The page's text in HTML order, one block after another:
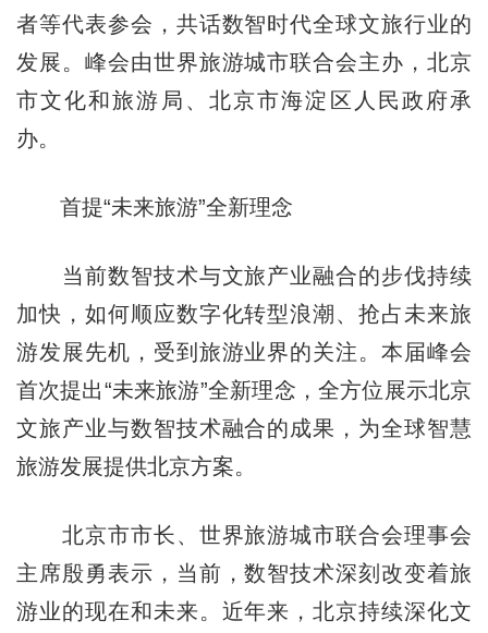
者等代表参会，共话数智时代全球文旅行业的
发展。峰会由世界旅游城市联合会主办，北京
市文化和旅游局、北京市海淀区人民政府承
办。
首提“未来旅游”全新理念
当前数智技术与文旅产业融合的步伐持续
加快，如何顺应数字化转型浪潮、抢占未来旅
游发展先机，受到旅游业界的关注。本届峰会
首次提出“未来旅游”全新理念，全方位展示北京
文旅产业与数智技术融合的成果，为全球智慧
旅游发展提供北京方案。
北京市市长、世界旅游城市联合会理事会
主席殷勇表示，当前，数智技术深刻改变着旅
游业的现在和未来。近年来，北京持续深化文